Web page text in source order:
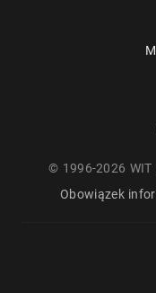
© 1996-2026 WIT
Obowiązek